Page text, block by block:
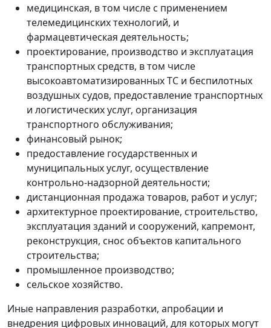
медицинская, в том числе с применением
телемедицинских технологий, и
фармацевтическая деятельность;
проектирование, производство и эксплуатация
транспортных средств, в том числе
высокоавтоматизированных ТС и беспилотных
воздушных судов, предоставление транспортных
и логистических услуг, организация
транспортного обслуживания;
финансовый рынок;
предоставление государственных и
муниципальных услуг, осуществление
контрольно-надзорной деятельности;
дистанционная продажа товаров, работ и услуг;
архитектурное проектирование, строительство,
эксплуатация зданий и сооружений, капремонт,
реконструкция, снос объектов капитального
строительства;
промышленное производство;
сельское хозяйство.
Иные направления разработки, апробации и
внедрения цифровых инноваций, для которых могут